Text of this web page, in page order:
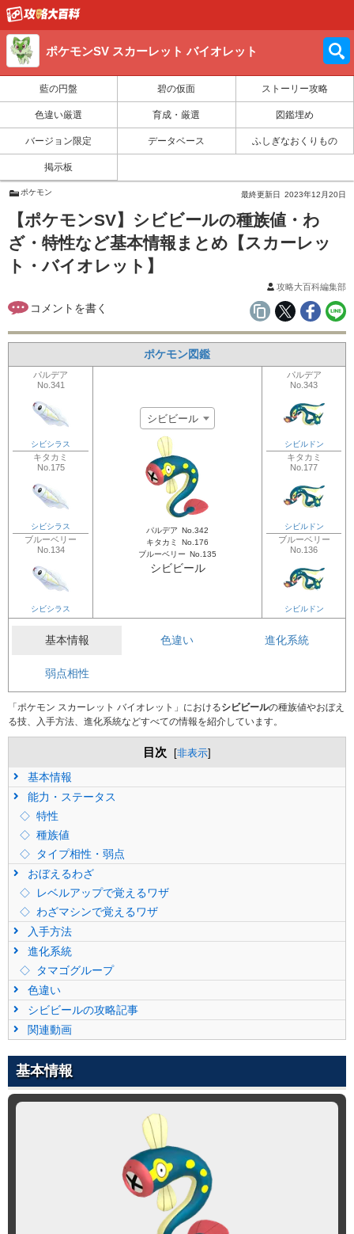
ポケモンSV スカーレット バイオレット
藍の円盤 碧の仮面 ストーリー攻略
色違い厳選 育成・厳選 図鑑埋め
バージョン限定 データベース ふしぎなおくりもの
掲示板
ポケモン 最終更新日 2023年12月20日
【ポケモンSV】シビビールの種族値・わ
ざ・特性など基本情報まとめ【スカーレッ
ト・バイオレット】
攻略大百科編集部
ポケモン図鑑
パルデア
No.341
シビシラス
キタカミ
No.175
シビシラス
ブルーベリー
No.134
シビシラス
シビビール
パルデア No.342
キタカミ
No.176
ブルーベリー No.135
シビビール
パルデア
No.343
シビルドン
キタカミ
No.177
シビルドン
ブルーベリー
No.136
シビルドン
基本情報 色違い 進化系統
弱点相性
「ポケモン スカーレット バイオレット」におけるシビビールの種族値やおぼえ
る技、入手方法、進化系統などすべての情報を紹介しています。
目次 [非表示]
基本情報
能力・ステータス
特性
種族値
タイプ相性・弱点
おぼえるわざ
レベルアップで覚えるワザ
わざマシンで覚えるワザ
入手方法
進化系統
タマゴグループ
色違い
シビビールの攻略記事
関連動画
基本情報